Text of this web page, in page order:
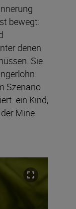
bewegt:
denen
Sie
Szenario
ein Kind,
Mine